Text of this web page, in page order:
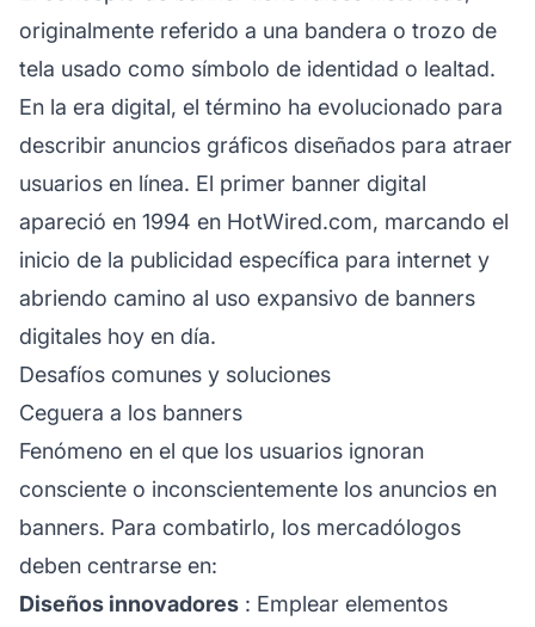
originalmente referido a una bandera o trozo de
tela usado como símbolo de identidad o lealtad.
En la era digital, el término ha evolucionado para
describir anuncios gráficos diseñados para atraer
usuarios en línea. El primer banner digital
apareció en 1994 en HotWired.com, marcando el
inicio de la publicidad específica para internet y
abriendo camino al uso expansivo de banners
digitales hoy en día.
Desafíos comunes y soluciones
Ceguera a los banners
Fenómeno en el que los usuarios ignoran
consciente o inconscientemente los anuncios en
banners. Para combatirlo, los mercadólogos
deben centrarse en:
Diseños innovadores : Emplear elementos